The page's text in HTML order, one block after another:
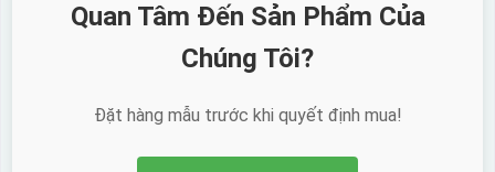
Quan Tâm Đến Sản Phẩm Của
Chúng Tôi?
Đặt hàng mẫu trước khi quyết định mua!